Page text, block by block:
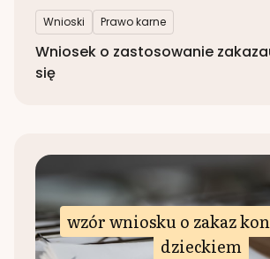
Wnioski Prawo karne
Wniosek o zastosowanie
się
wzór wniosku o zakaz
dzieckiem